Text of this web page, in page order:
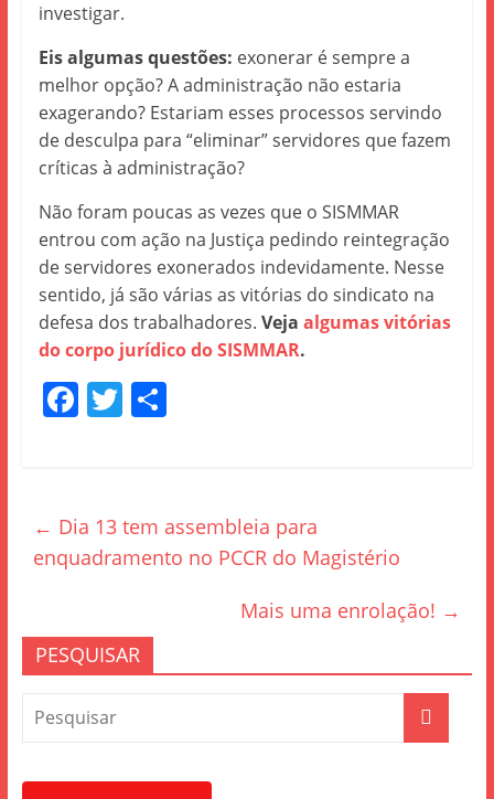
investigar.
Eis algumas questões: exonerar é sempre a
melhor opção? A administração não estaria
exagerando? Estariam esses processos servindo
de desculpa para “eliminar” servidores que fazem
críticas à administração?
Não foram poucas as vezes que o SISMMAR
entrou com ação na Justiça pedindo reintegração
de servidores exonerados indevidamente. Nesse
sentido, já são várias as vitórias do sindicato na
defesa dos trabalhadores. Veja algumas vitórias
do corpo jurídico do SISMMAR.
F
b
o
k
T S
← Dia 13 tem assembleia para
enquadramento no PCCR do Magistério
Mais uma enrolação! →
PESQUISAR